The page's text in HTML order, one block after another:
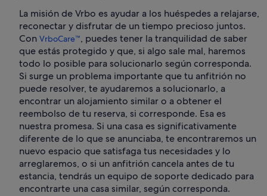
La misión de Vrbo es ayudar a los huéspedes a relajarse,
reconectar y disfrutar de un tiempo precioso juntos.
Con VrboCare™, puedes tener la tranquilidad de saber
que estás protegido y que, si algo sale mal, haremos
todo lo posible para solucionarlo según corresponda.
Si surge un problema importante que tu anfitrión no
puede resolver, te ayudaremos a solucionarlo, a
encontrar un alojamiento similar o a obtener el
reembolso de tu reserva, si corresponde. Esa es
nuestra promesa. Si una casa es significativamente
diferente de lo que se anunciaba, te encontraremos un
nuevo espacio que satisfaga tus necesidades y lo
arreglaremos, o si un anfitrión cancela antes de tu
estancia, tendrás un equipo de soporte dedicado para
encontrarte una casa similar, según corresponda.